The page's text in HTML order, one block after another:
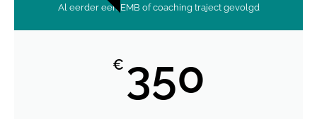
Al eerder een EMB of coaching traject gevolgd
€ 350